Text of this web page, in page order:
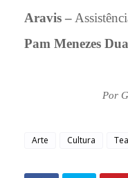
Aravis –
Pam Menezes
Por
Arte Cultura